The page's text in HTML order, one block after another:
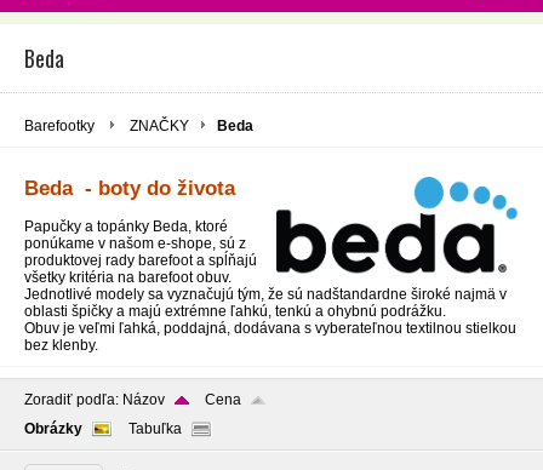
Beda
Barefootky ZNAČKY Beda
Beda - boty do života
Papučky a topánky Beda, ktoré
ponúkame v našom e-shope, sú z
produktovej rady barefoot a spĺňajú
všetky kritéria na barefoot obuv.
Jednotlivé modely sa vyznačujú tým, že sú nadštandardne široké najmä v
oblasti špičky a majú extrémne ľahkú, tenkú a ohybnú podrážku.
Obuv je veľmi ľahká, poddajná, dodávana s vyberateľnou textilnou stielkou
bez klenby.
Zoradiť podľa: Názov
Cena
Obrázky
Tabuľka